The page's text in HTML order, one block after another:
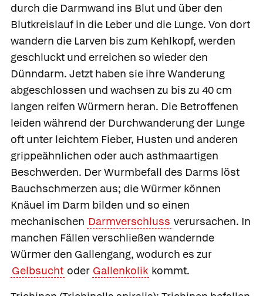
durch die Darmwand ins Blut und über den
Blutkreislauf in die Leber und die Lunge. Von dort
wandern die Larven bis zum Kehlkopf, werden
geschluckt und erreichen so wieder den
Dünndarm. Jetzt haben sie ihre Wanderung
abgeschlossen und wachsen zu bis zu 40 cm
langen reifen Würmern heran. Die Betroffenen
leiden während der Durchwanderung der Lunge
oft unter leichtem Fieber, Husten und anderen
grippeähnlichen oder auch asthmaartigen
Beschwerden. Der Wurmbefall des Darms löst
Bauchschmerzen aus; die Würmer können
Knäuel im Darm bilden und so einen
mechanischen Darmverschluss verursachen. In
manchen Fällen verschließen wandernde
Würmer den Gallengang, wodurch es zur
Gelbsucht oder Gallenkolik kommt.